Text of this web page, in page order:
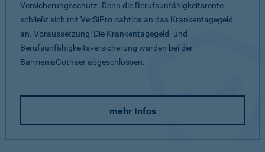
Versicherungsschutz. Denn die Berufsunfähigkeitsrente
schließt sich mit VerSiPro nahtlos an das Krankentagegeld
an. Voraussetzung: Die Krankentagegeld- und
Berufsunfähigkeitsversicherung wurden bei der
BarmeniaGothaer abgeschlossen.
mehr Infos